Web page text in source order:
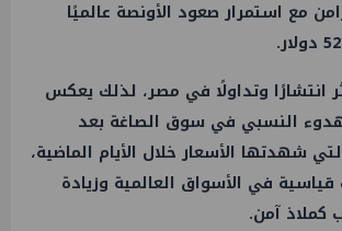
مع استمرار صعود الأونصة عالميًا
21 الأكثر انتشارًا وتداولًا في مصر، لذلك يعكس
النسبي في سوق الصاغة بعد
شهدتها الأسعار خلال الأيام الماضية،
قياسية في الأسواق العالمية وزيادة
كملاذ آمن.